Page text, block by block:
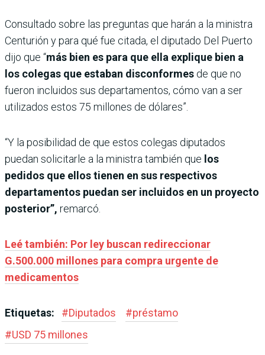
Consultado sobre las preguntas que harán a la ministra
Centurión y para qué fue citada, el diputado Del Puerto
dijo que “más bien es para que ella explique bien a
los colegas que estaban disconformes de que no
fueron incluidos sus departamentos, cómo van a ser
utilizados estos 75 millones de dólares”.
“Y la posibilidad de que estos colegas diputados
puedan solicitarle a la ministra también que los
pedidos que ellos tienen en sus respectivos
departamentos puedan ser incluidos en un proyecto
posterior”, remarcó.
Leé también: Por ley buscan redireccionar
G.500.000 millones para compra urgente de
medicamentos
Etiquetas: #Diputados #préstamo
#USD 75 millones